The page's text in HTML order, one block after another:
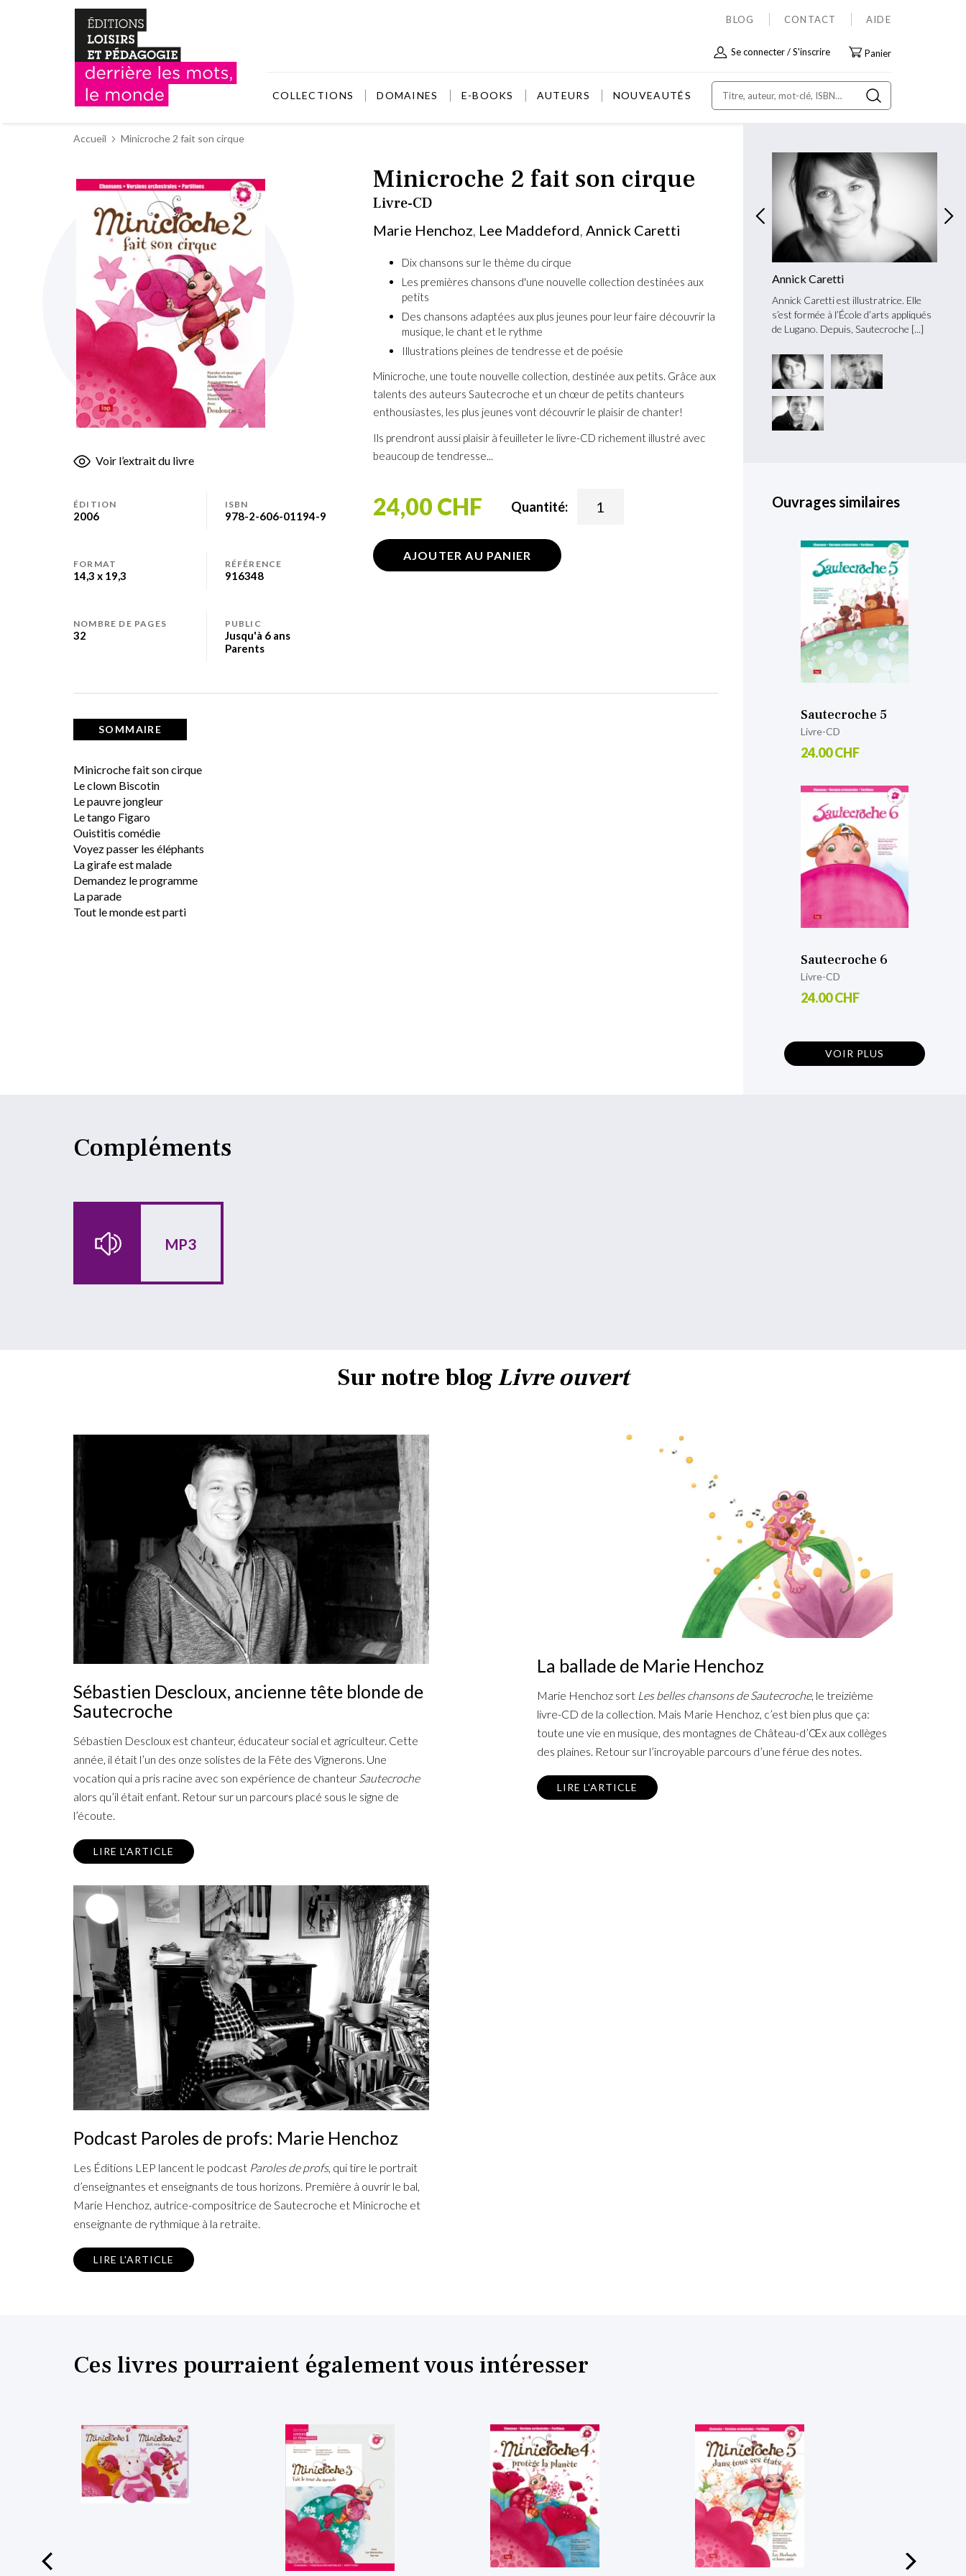
BLOG CONTACT AIDE
Allez
contenu
Se connecter S'inscrire Panier
COLLECTIONS DOMAINES E-BOOKS AUTEURS NOUVEAUTÉS
Accueil Minicroche 2 fait son cirque
Minicroche 2 fait son cirque
Livre-CD
Marie Henchoz, Lee Maddeford, Annick Caretti
Dix chansons sur le thème du cirque
Les premières chansons d'une nouvelle collection destinées aux
petits
Des chansons adaptées aux plus jeunes pour leur faire découvrir la
musique, le chant et le rythme
Illustrations pleines de tendresse et de poésie
Minicroche, une toute nouvelle collection, destinée aux petits. Grâce aux
talents des auteurs Sautecroche et un chœur de petits chanteurs
enthousiastes, les plus jeunes vont découvrir le plaisir de chanter!
Ils prendront aussi plaisir à feuilleter le livre-CD richement illustré avec
beaucoup de tendresse...
24,00 CHF Quantité:
AJOUTER AU PANIER
to
images
gallery
to
of
gallery
Voir l’extrait du livre
ÉDITION
2006
ISBN
978-2-606-01194-9
FORMAT
14,3 x 19,3
RÉFÉRENCE
916348
NOMBRE DE PAGES
32
PUBLIC
Jusqu'à 6 ans
Parents
SOMMAIRE
Minicroche fait son cirque
Le clown Biscotin
Le pauvre jongleur
Le tango Figaro
Ouistitis comédie
Voyez passer les éléphants
La girafe est malade
Demandez le programme
La parade
Tout le monde est parti
Lee Maddeford
est pianiste, arrangeur et directeur
Annick Caretti
Annick Caretti est illustratrice. Elle
s’est formée à l’École d’arts appliqués
de Lugano. Depuis, Sautecroche
Ouvrages similaires
Sautecroche 5
Livre-CD
24.00 CHF
Sautecroche 6
Livre-CD
24.00 CHF
VOIR PLUS
Compléments
MP3
Sur notre blogLivre ouvert
Sébastien Descloux, ancienne tête blonde de
Sautecroche
Sébastien Descloux est chanteur, éducateur social et agriculteur. Cette
année, il était l’un des onze solistes de la Fête des Vignerons. Une
vocation qui a pris racine avec son expérience de chanteur Sautecroche
alors qu’il était enfant. Retour sur un parcours placé sous le signe de
l’écoute.
LIRE L'ARTICLE
La ballade de Marie Henchoz
Marie Henchoz sort Les belles chansons de Sautecroche, le treizième
livre-CD de la collection. Mais Marie Henchoz, c’est bien plus que ça:
toute une vie en musique, des montagnes de Château-d’Œx aux collèges
des plaines. Retour sur l’incroyable parcours d’une férue des notes.
LIRE L'ARTICLE
Podcast Paroles de profs: Marie Henchoz
Les Éditions LEP lancent le podcast Paroles de profs, qui tire le portrait
d’enseignantes et enseignants de tous horizons. Première à ouvrir le bal,
Marie Henchoz, autrice-compositrice de Sautecroche et Minicroche et
enseignante de rythmique à la retraite.
LIRE L'ARTICLE
Ces livres pourraient également vous intéresser